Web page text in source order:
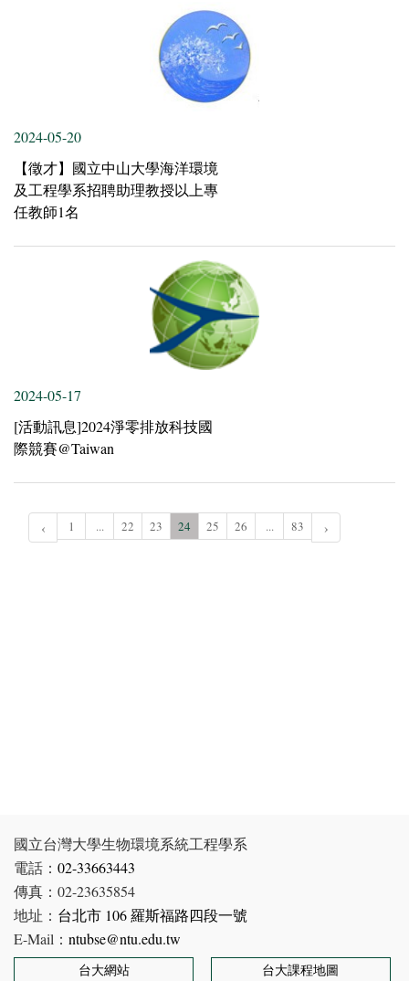
2024-05-20
【徵才】國立中山大學海洋環境
及工程學系招聘助理教授以上專
任教師1名
2024-05-17
[活動訊息]2024淨零排放科技國
際競賽@Taiwan
‹ 1 ... 22 23 24 25 26 ... 83 ›
國立台灣大學生物環境系統工程學系
電話： 02-33663443
傳真：02-23635854
地址： 台北市 106 羅斯福路四段一號
E-Mail： ntubse@ntu.edu.tw
台大網站 台大課程地圖